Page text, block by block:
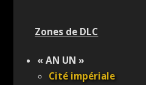
Zones de DLC
« AN UN »
Cité impériale